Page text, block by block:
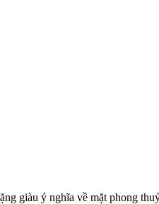
ý nghĩa về mặt phong thuỷ,